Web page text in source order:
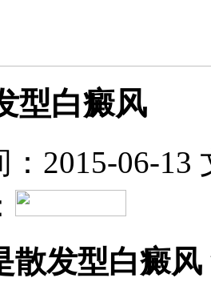
型白癜风
2015-06-13
散发型白癜风